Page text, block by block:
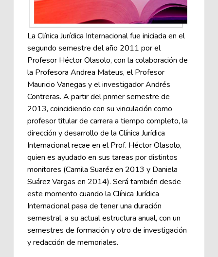
La Clínica Jurídica Internacional fue iniciada en el
segundo semestre del año 2011 por el
Profesor Héctor Olasolo, con la colaboración de
la Profesora Andrea Mateus, el Profesor
Mauricio Vanegas y el investigador Andrés
Contreras. A partir del primer semestre de
2013, coincidiendo con su vinculación como
profesor titular de carrera a tiempo completo, la
dirección y desarrollo de la Clínica Jurídica
Internacional recae en el Prof. Héctor Olasolo,
quien es ayudado en sus tareas por distintos
monitores (Camila Suaréz en 2013 y Daniela
Suárez Vargas en 2014). Será también desde
este momento cuando la Clínica Jurídica
Internacional pasa de tener una duración
semestral, a su actual estructura anual, con un
semestres de formación y otro de investigación
y redacción de memoriales.